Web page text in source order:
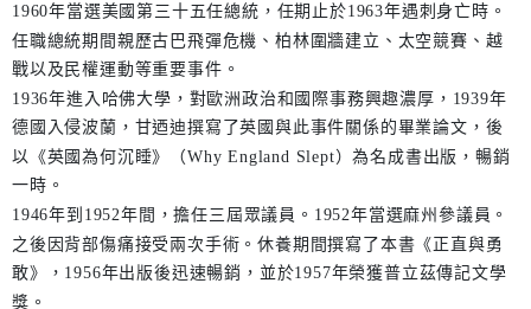
1960年當選美國第三十五任總統，任期止於1963年遇刺身亡時。
任職總統期間親歷古巴飛彈危機、柏林圍牆建立、太空競賽、越
戰以及民權運動等重要事件。
1936年進入哈佛大學，對歐洲政治和國際事務興趣濃厚，1939年
德國入侵波蘭，甘迺迪撰寫了英國與此事件關係的畢業論文，後
以《英國為何沉睡》（Why England Slept）為名成書出版，暢銷
一時。
1946年到1952年間，擔任三屆眾議員。1952年當選麻州參議員。
之後因背部傷痛接受兩次手術。休養期間撰寫了本書《正直與勇
敢》，1956年出版後迅速暢銷，並於1957年榮獲普立茲傳記文學
獎。